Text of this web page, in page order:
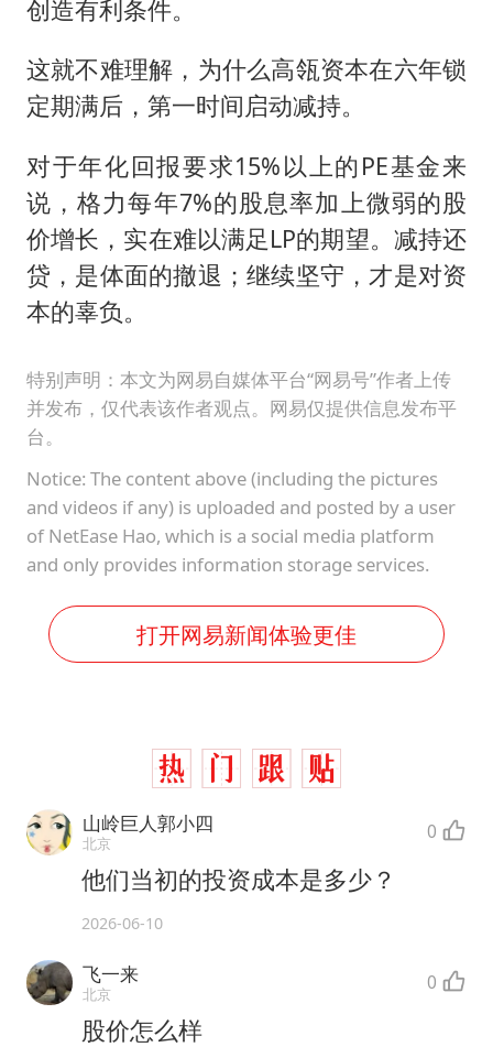
创造有利条件。
这就不难理解，为什么高瓴资本在六年锁
定期满后，第一时间启动减持。
对于年化回报要求15%以上的PE基金来
说，格力每年7%的股息率加上微弱的股
价增长，实在难以满足LP的期望。减持还
贷，是体面的撤退；继续坚守，才是对资
本的辜负。
特别声明：本文为网易自媒体平台“网易号”作者上传
并发布，仅代表该作者观点。网易仅提供信息发布平
台。
Notice: The content above (including the pictures
and videos if any) is uploaded and posted by a user
of NetEase Hao, which is a social media platform
and only provides information storage services.
打开网易新闻体验更佳
山岭巨人郭小四
北京 0
他们当初的投资成本是多少？
2026-06-10
飞一来
北京 0
股价怎么样